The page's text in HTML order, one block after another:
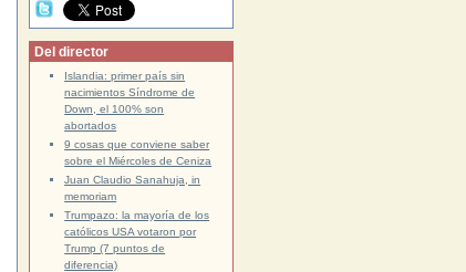
Del director
Islandia: primer país sin
nacimientos Síndrome de
Down, el 100% son
abortados
9 cosas que conviene saber
sobre el Miércoles de Ceniza
Juan Claudio Sanahuja, in
memoriam
Trumpazo: la mayoría de los
católicos USA votaron por
Trump (7 puntos de
diferencia)